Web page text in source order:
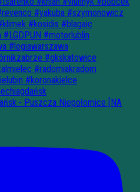
- Puszcza Niepołomice [NA